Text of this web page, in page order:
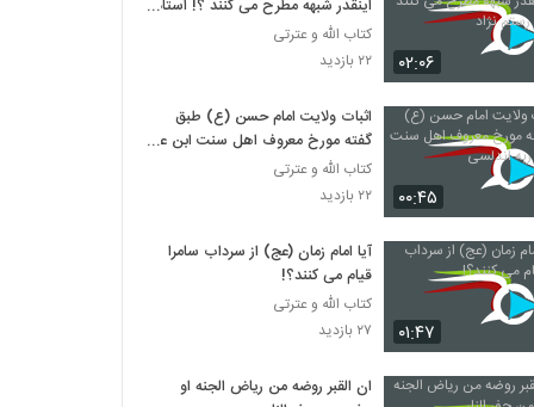
۰۲:۰۶
اینقدر شبهه مطرح می کنند ؟! استاد
رستم نژاد
کتاب الله و عترتی
۲۲ بازدید
۰۰:۴۵
اثبات ولایت امام حسن (ع) طبق
گفته مورخ معروف اهل سنت ابن عبد
ربه اندلسی
کتاب الله و عترتی
۲۲ بازدید
۰۱:۴۷
آیا امام زمان (عج) از سرداب سامرا
قیام می کنند؟!
کتاب الله و عترتی
۲۷ بازدید
ان القبر روضه من ریاض الجنه او